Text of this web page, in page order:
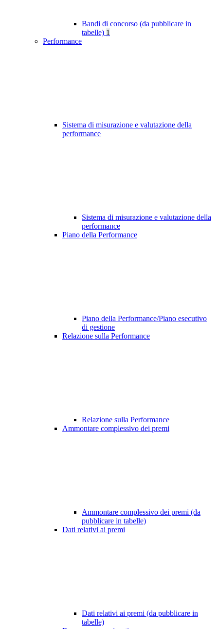
Bandi di concorso (da pubblicare in
tabelle) 1
Performance
Sistema di misurazione e valutazione della
performance
Sistema di misurazione e valutazione della
performance
Piano della Performance
Piano della Performance/Piano esecutivo
di gestione
Relazione sulla Performance
Relazione sulla Performance
Ammontare complessivo dei premi
Ammontare complessivo dei premi (da
pubblicare in tabelle)
Dati relativi ai premi
Dati relativi ai premi (da pubblicare in
tabelle)